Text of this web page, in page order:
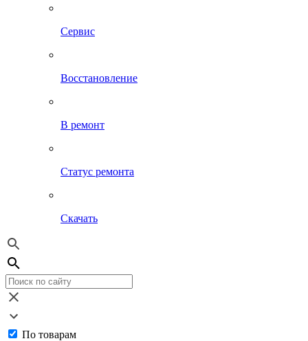
Сервис
Восстановление
В ремонт
Статус ремонта
Скачать
По товарам